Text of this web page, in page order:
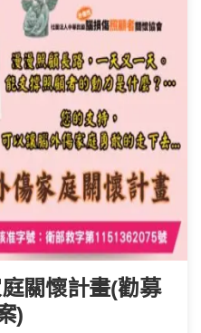
關懷計畫(勸募
)